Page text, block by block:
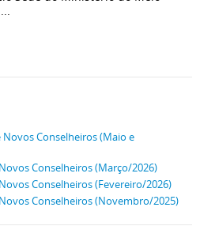
Conselheiros (Maio e
Conselheiros (Março/2026)
Conselheiros (Fevereiro/2026)
Conselheiros (Novembro/2025)